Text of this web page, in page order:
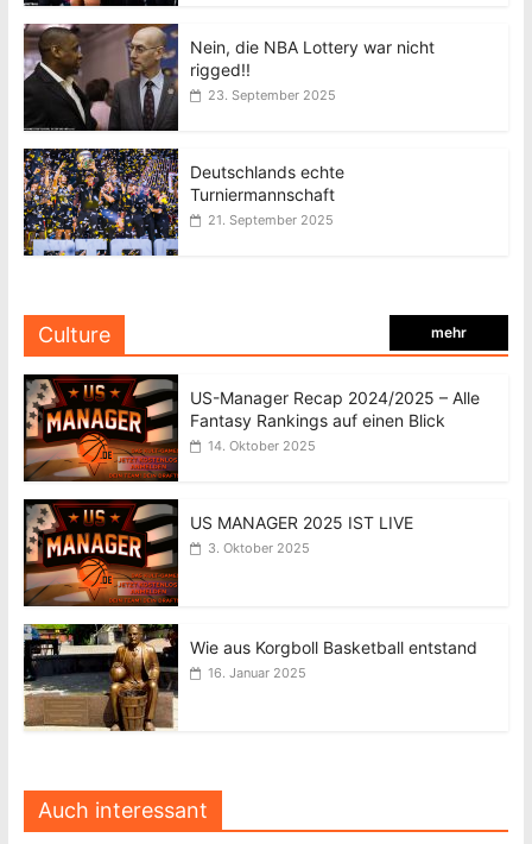
Nein, die NBA Lottery war nicht
rigged!!
23. September 2025
Deutschlands echte
Turniermannschaft
21. September 2025
Culture mehr
US-Manager Recap 2024/2025 – Alle
Fantasy Rankings auf einen Blick
14. Oktober 2025
US MANAGER 2025 IST LIVE
3. Oktober 2025
Wie aus Korgboll Basketball entstand
16. Januar 2025
Auch interessant